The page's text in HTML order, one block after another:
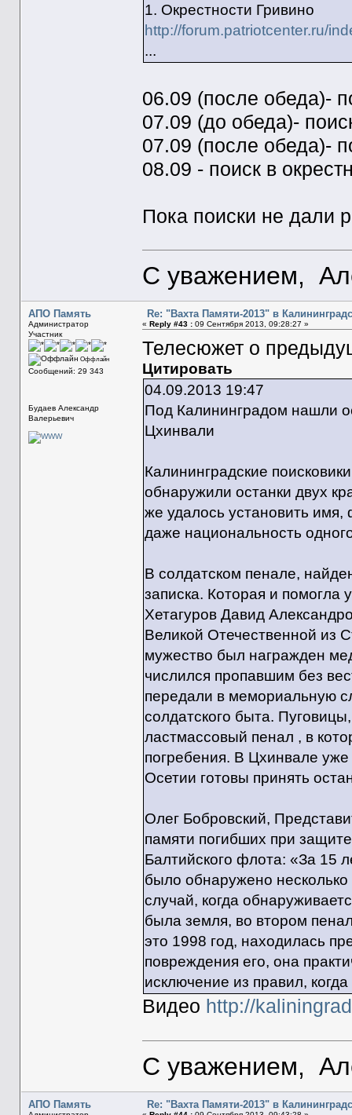
1. Окрестности Гривино
http://forum.patriotcenter.ru/
...
06.09 (после обеда)-
07.09 (до обеда)-
07.09 (после обеда)-
08.09 - поиск в
Пока поиски не дали
С уважением,
АПО Память
Администратор
Участник
Оффлайн
Сообщений: 29 343
Будаев Александр
Валерьевич
Re: "Вахта Памяти-2013" в
« Reply #43 :09 Сентября 2013, 09:28:27 »
Телесюжет о
Цитировать
04.09.2013 19:47
Под Калининградом нашли
Цхинвали
Калининградские
обнаружили останки двух
же удалось установить
даже национальность
В солдатском пенале,
записка. Которая и
Хетагуров Давид
Великой Отечественной из
мужество был награжден
числился пропавшим без
передали в мемориальную
солдатского быта.
ластмассовый пенал , в
погребения. В Цхинвале
Осетии готовы принять
Олег Бобровский,
памяти погибших при
Балтийского флота: «За 15
было обнаружено
случай, когда
была земля, во втором
это 1998 год, находилась
повреждения его, она
исключение из правил,
Видео http://
С уважением,
АПО Память Re: "Вахта Памяти-2013" в